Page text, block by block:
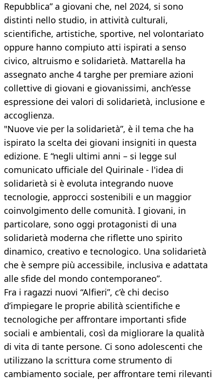
Repubblica” a giovani che, nel 2024, si sono
distinti nello studio, in attività culturali,
scientifiche, artistiche, sportive, nel volontariato
oppure hanno compiuto atti ispirati a senso
civico, altruismo e solidarietà. Mattarella ha
assegnato anche 4 targhe per premiare azioni
collettive di giovani e giovanissimi, anch’esse
espressione dei valori di solidarietà, inclusione e
accoglienza.
"Nuove vie per la solidarietà”, è il tema che ha
ispirato la scelta dei giovani insigniti in questa
edizione. E “negli ultimi anni – si legge sul
comunicato ufficiale del Quirinale - l'idea di
solidarietà si è evoluta integrando nuove
tecnologie, approcci sostenibili e un maggior
coinvolgimento delle comunità. I giovani, in
particolare, sono oggi protagonisti di una
solidarietà moderna che riflette uno spirito
dinamico, creativo e tecnologico. Una solidarietà
che è sempre più accessibile, inclusiva e adattata
alle sfide del mondo contemporaneo”.
Fra i ragazzi nuovi “Alfieri”, c’è chi deciso
d’impiegare le proprie abilità scientifiche e
tecnologiche per affrontare importanti sfide
sociali e ambientali, così da migliorare la qualità
di vita di tante persone. Ci sono adolescenti che
utilizzano la scrittura come strumento di
cambiamento sociale, per affrontare temi rilevanti